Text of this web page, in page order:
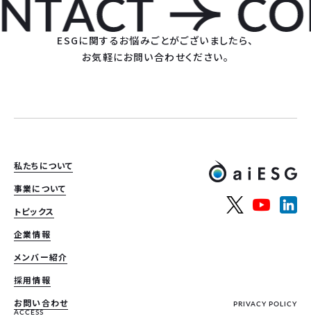
ESGに関するお悩みごとがございましたら、
お気軽にお問い合わせください。
私たちについて
事業について
トピックス
企業情報
メンバー紹介
採用情報
お問い合わせ
PRIVACY POLICY
ACCESS